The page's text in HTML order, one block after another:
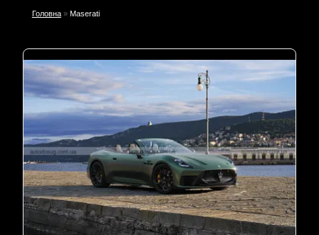
Головна» Maserati